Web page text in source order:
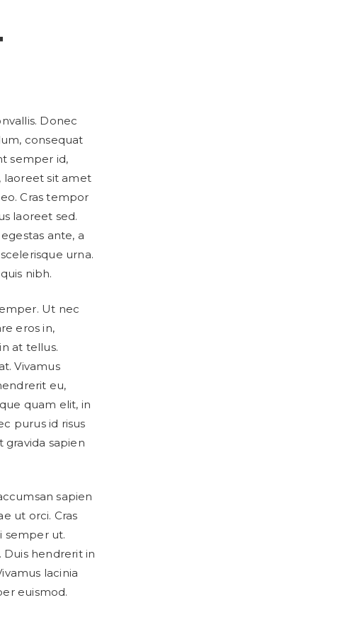
Donec
consequat
semper id,
laoreet sit amet
Cras tempor
laoreet sed.
ante, a
urna.
nibh.
Ut nec
eros in,
at tellus.
Vivamus
eu,
quam elit, in
purus id risus
gravida sapien
sapien
ut orci. Cras
semper ut.
hendrerit in
lacinia
euismod.